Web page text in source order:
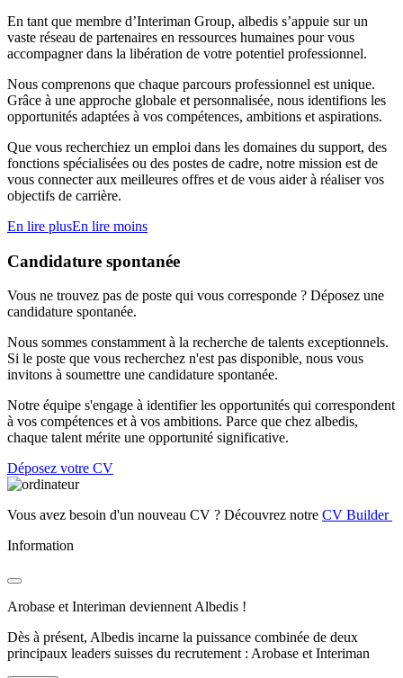
En tant que membre d’Interiman Group, albedis s’appuie sur un
vaste réseau de partenaires en ressources humaines pour vous
accompagner dans la libération de votre potentiel professionnel.
Nous comprenons que chaque parcours professionnel est unique.
Grâce à une approche globale et personnalisée, nous identifions les
opportunités adaptées à vos compétences, ambitions et aspirations.
Que vous recherchiez un emploi dans les domaines du support, des
fonctions spécialisées ou des postes de cadre, notre mission est de
vous connecter aux meilleures offres et de vous aider à réaliser vos
objectifs de carrière.
En lire plusEn lire moins
Candidature spontanée
Vous ne trouvez pas de poste qui vous corresponde ? Déposez une
candidature spontanée.
Nous sommes constamment à la recherche de talents exceptionnels.
Si le poste que vous recherchez n'est pas disponible, nous vous
invitons à soumettre une candidature spontanée.
Notre équipe s'engage à identifier les opportunités qui correspondent
à vos compétences et à vos ambitions. Parce que chez albedis,
chaque talent mérite une opportunité significative.
Déposez votre CV
Vous avez besoin d'un nouveau CV ? Découvrez notre CV Builder
Information
Arobase et Interiman deviennent Albedis !
Dès à présent, Albedis incarne la puissance combinée de deux
principaux leaders suisses du recrutement : Arobase et Interiman